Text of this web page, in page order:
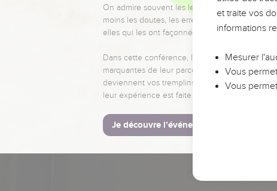
On admire souvent les leaders pour leurs
moins les doutes, les erreurs et les saisons
elles qui les ont façonnés.
Dans cette conférence, leaders,
marquantes de leur parcours et les clés pour
deviennent vos tremplins. Que vous guidiez
leur expérience est faite pour vous.
Je découvre l’événement
et traite vos
informations
Mesurer
Vous
Vous